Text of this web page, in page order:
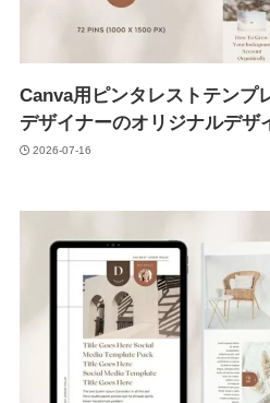
Canva用ピンタレストテンプ
デザイナーのオリジナルデザ
2026-07-16